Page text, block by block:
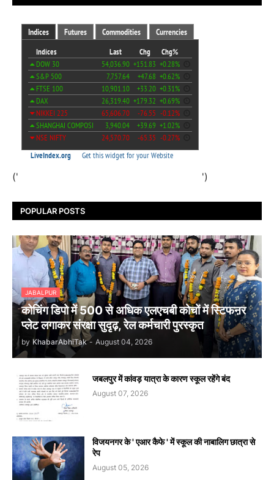
(' ')
POPULAR POSTS
JABALPUR
कोचिंग डिपो में 500 से अधिक एलएचबी कोचों में स्टिफऩर
प्लेट लगाकर संरक्षा सुदृढ़, रेल कर्मचारी पुरस्कृत
by KhabarAbhiTak - August 04, 2026
जबलपुर में कांवड़ यात्रा के कारण स्कूल रहेंगे बंद
August 07, 2026
विजयनगर के ' एआर कैफे ' में स्कूल की नाबालिग छात्रा से
रेप
August 05, 2026